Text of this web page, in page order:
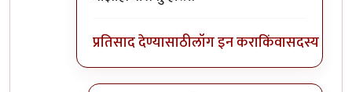
प्रतिसाद देण्यासाठीलॉग इन कराकिंवासदस्य व्हा